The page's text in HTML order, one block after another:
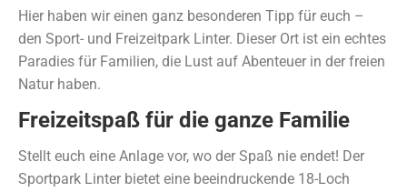
Hier haben wir einen ganz besonderen Tipp für euch –
den Sport- und Freizeitpark Linter. Dieser Ort ist ein echtes
Paradies für Familien, die Lust auf Abenteuer in der freien
Natur haben.
Freizeitspaß für die ganze Familie
Stellt euch eine Anlage vor, wo der Spaß nie endet! Der
Sportpark Linter bietet eine beeindruckende 18-Loch